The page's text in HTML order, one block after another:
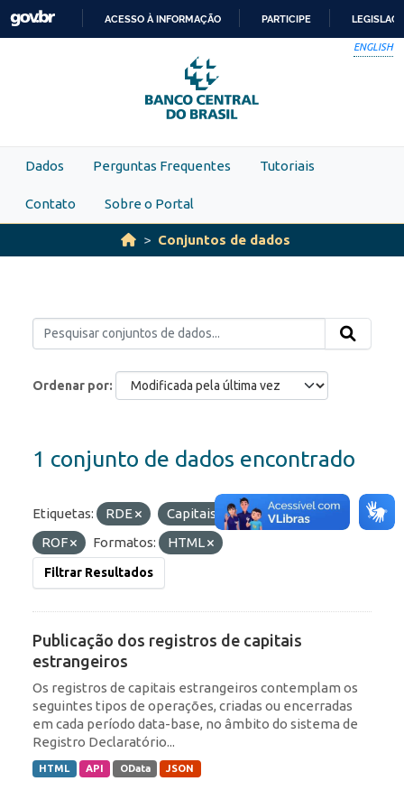
Skip to main content
PARA
O
CONTEÚDO
ACESSO À INFORMAÇÃO PARTICIPE
ENGLISH
Dados Perguntas Frequentes Tutoriais
Contato Sobre o Portal
Conjuntos de dados
Ordenar por
1 conjunto de dados encontrado
Etiquetas: RDE
Capitais Estrangeiros
ROF
Formatos: HTML
Filtrar Resultados
Publicação dos registros de capitais
estrangeiros
Os registros de capitais estrangeiros contemplam os
seguintes tipos de operações, criadas ou encerradas
em cada período data-base, no âmbito do sistema de
Registro Declaratório...
HTML API OData JSON